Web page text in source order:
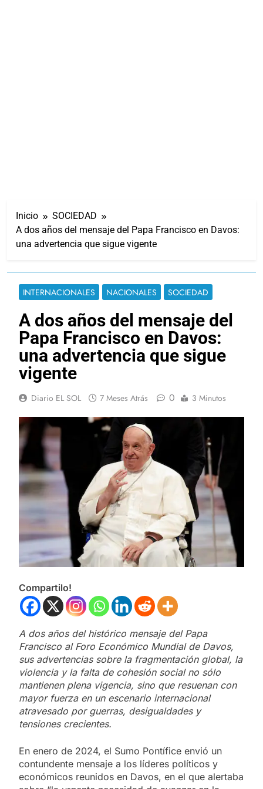
Inicio
SOCIEDAD
A dos años del mensaje del Papa Francisco en Davos:
una advertencia que sigue vigente
INTERNACIONALES NACIONALES SOCIEDAD
A dos años del mensaje del
Papa Francisco en Davos:
una advertencia que sigue
vigente
Diario EL SOL 7 Meses Atrás 0 3 Minutos
Compartilo!
A dos años del histórico mensaje del Papa
Francisco al Foro Económico Mundial de Davos,
sus advertencias sobre la fragmentación global, la
violencia y la falta de cohesión social no sólo
mantienen plena vigencia, sino que resuenan con
mayor fuerza en un escenario internacional
atravesado por guerras, desigualdades y
tensiones crecientes.
En enero de 2024, el Sumo Pontífice envió un
contundente mensaje a los líderes políticos y
económicos reunidos en Davos, en el que alertaba